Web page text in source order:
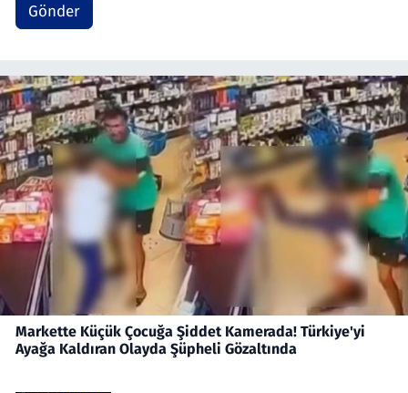
Gönder
Markette Küçük Çocuğa Şiddet Kamerada! Türkiye'yi
Ayağa Kaldıran Olayda Şüpheli Gözaltında